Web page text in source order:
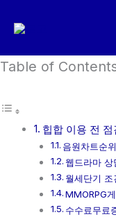
로
너
Table of
힙합 이용 전 점
음원차트순
웹드라마
월세단기
MMORPG
수수료무료